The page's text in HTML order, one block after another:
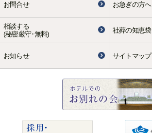
お問合せ お急ぎの方へ
相談する
(秘密厳守･無料)
社葬の知恵袋
お知らせ サイトマップ